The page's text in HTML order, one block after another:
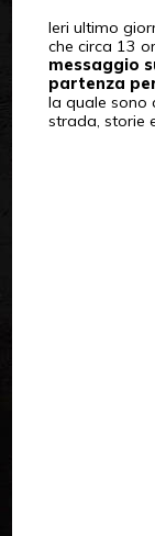
Ieri ultimo
che circa 13
messaggio
partenza
la quale sono
strada, storie